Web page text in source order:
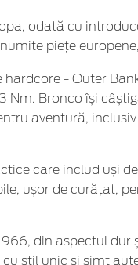
odată cu
piețe
- Outer
Bronco își
aventură,
care includ uși
ușor de curățat,
din aspectul dur
stil unic și simț